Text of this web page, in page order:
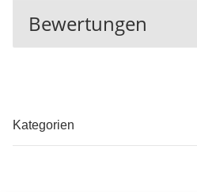
Bewertungen
Kategorien